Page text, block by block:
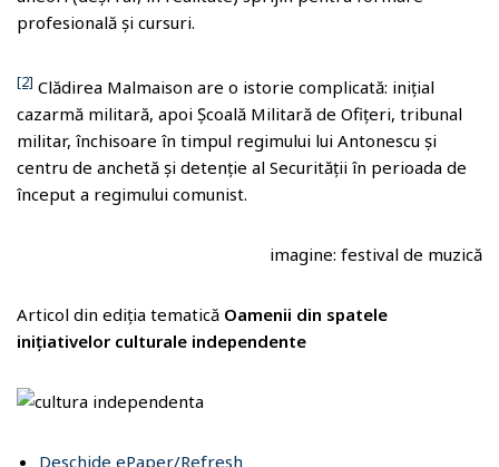
profesională și cursuri.
[2] Clădirea Malmaison are o istorie complicată: inițial
cazarmă militară, apoi Școală Militară de Ofițeri, tribunal
militar, închisoare în timpul regimului lui Antonescu și
centru de anchetă și detenție al Securității în perioada de
început a regimului comunist.
imagine: festival de muzică
Articol din ediția tematică Oamenii din spatele
inițiativelor culturale independente
Deschide ePaper/Refresh